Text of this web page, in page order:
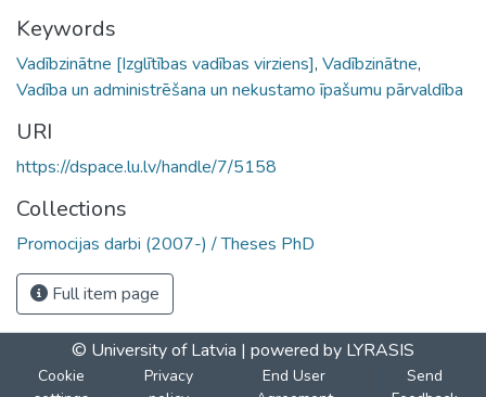
Keywords
Vadībzinātne [Izglītības vadības virziens], Vadībzinātne,
Vadība un administrēšana un nekustamo īpašumu pārvaldība
URI
https://dspace.lu.lv/handle/7/5158
Collections
Promocijas darbi (2007-) / Theses PhD
Full item page
© University of Latvia | powered by LYRASIS
Cookie
Privacy
End User
Send